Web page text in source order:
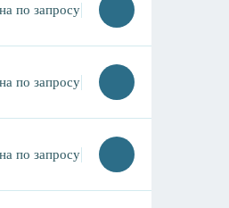
по запросу
по запросу
по запросу